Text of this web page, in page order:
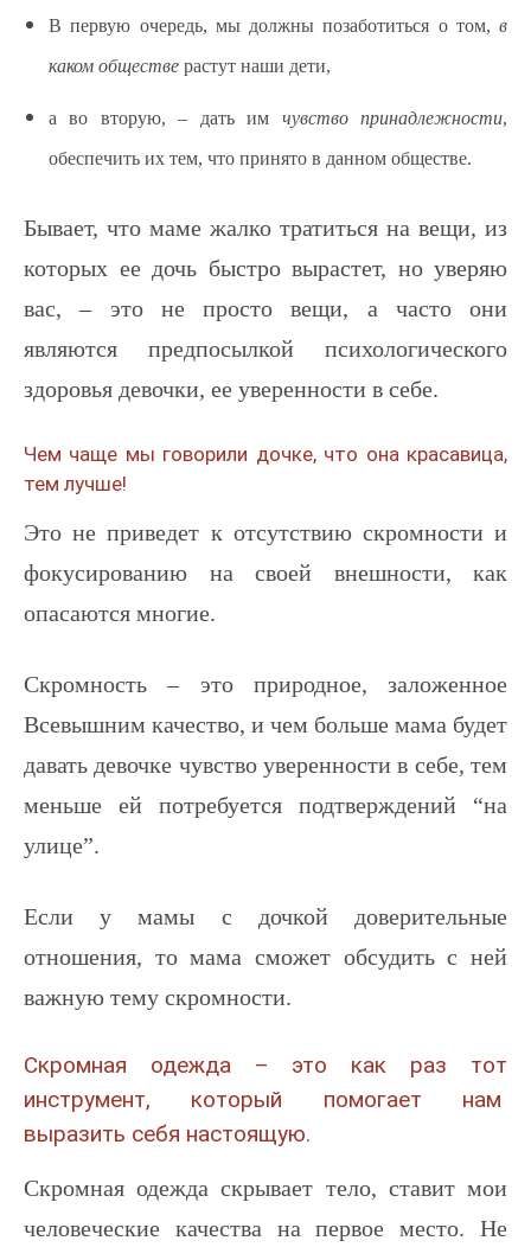
В первую очередь, мы должны позаботиться о том, в
каком обществе растут наши дети,
а во вторую, – дать им чувство принадлежности,
обеспечить их тем, что принято в данном обществе.
Бывает, что маме жалко тратиться на вещи, из
которых ее дочь быстро вырастет, но уверяю
вас, – это не просто вещи, а часто они
являются предпосылкой психологического
здоровья девочки, ее уверенности в себе.
Чем чаще мы говорили дочке, что она красавица,
тем лучше!
Это не приведет к отсутствию скромности и
фокусированию на своей внешности, как
опасаются многие.
Скромность – это природное, заложенное
Всевышним качество, и чем больше мама будет
давать девочке чувство уверенности в себе, тем
меньше ей потребуется подтверждений “на
улице”.
Если у мамы с дочкой доверительные
отношения, то мама сможет обсудить с ней
важную тему скромности.
Скромная одежда – это как раз тот
инструмент, который помогает нам
выразить себя настоящую.
Скромная одежда скрывает тело, ставит мои
человеческие качества на первое место. Не